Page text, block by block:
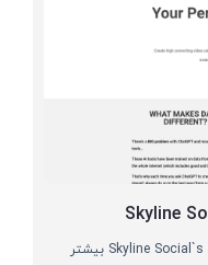
Skyline
با هوش مصنوعی Skyline Social`s AI Marketing Assistant بیشتر